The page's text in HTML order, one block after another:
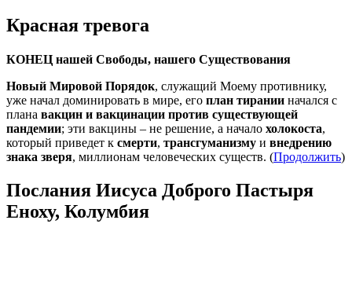
Красная тревога
КОНЕЦ нашей Свободы, нашего Существования
Новый Мировой Порядок, служащий Моему противнику,
уже начал доминировать в мире, его план тирании начался с
плана вакцин и вакцинации против существующей
пандемии; эти вакцины – не решение, а начало холокоста,
который приведет к смерти, трансгуманизму и внедрению
знака зверя, миллионам человеческих существ. (Продолжить)
Послания Иисуса Доброго Пастыря
Еноху, Колумбия